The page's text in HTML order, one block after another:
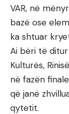
VAR, në
bazë ose
ka shtuar
Ai bëri të
Kulturës,
në fazën
që janë
qytetit.